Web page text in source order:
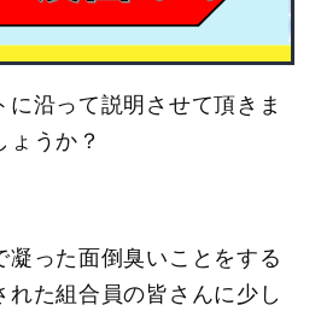
沿って説明させて頂きま
ょうか？
凝った面倒臭いことをする
れた組合員の皆さんに少し